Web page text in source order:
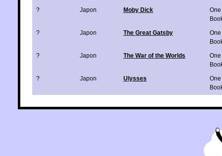
?
Japon Moby Dick
?
Japon The Great Gatsby
?
Japon The War of the Worlds
?
Japon Ulysses